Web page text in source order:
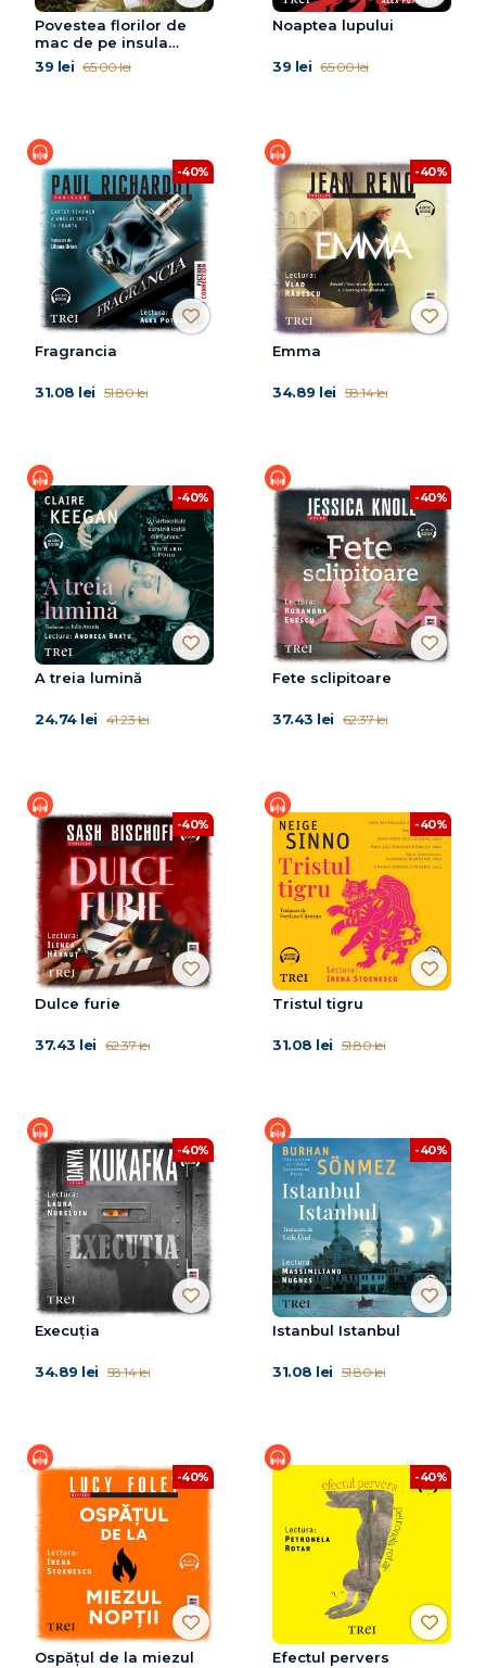
Povestea florilor de
mac de pe insula
lămâilor
39 lei 65.00 lei
Noaptea lupului
39 lei 65.00 lei
-40%
Fragrancia
31.08 lei 51.80 lei
-40%
Emma
34.89 lei 58.14 lei
-40%
A treia lumină
24.74 lei 41.23 lei
-40%
Fete sclipitoare
37.43 lei 62.37 lei
-40%
Dulce furie
37.43 lei 62.37 lei
-40%
Tristul tigru
31.08 lei 51.80 lei
-40%
Execuția
34.89 lei 58.14 lei
-40%
Istanbul Istanbul
31.08 lei 51.80 lei
-40%
Ospățul de la miezul
-40%
Efectul pervers